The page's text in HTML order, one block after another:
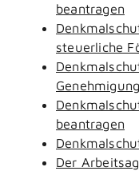
beantragen
steuerliche
beantragen
Der